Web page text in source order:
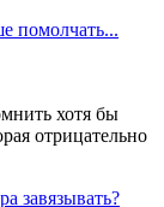
помолчать...
хотя бы
отрицательно